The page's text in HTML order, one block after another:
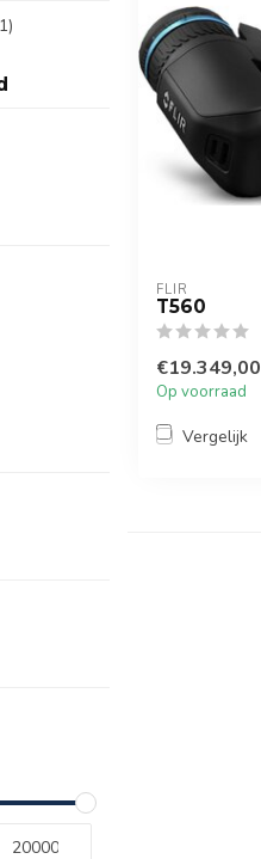
FLIR
T560
€19.349,00
Op voorraad
Vergelijk